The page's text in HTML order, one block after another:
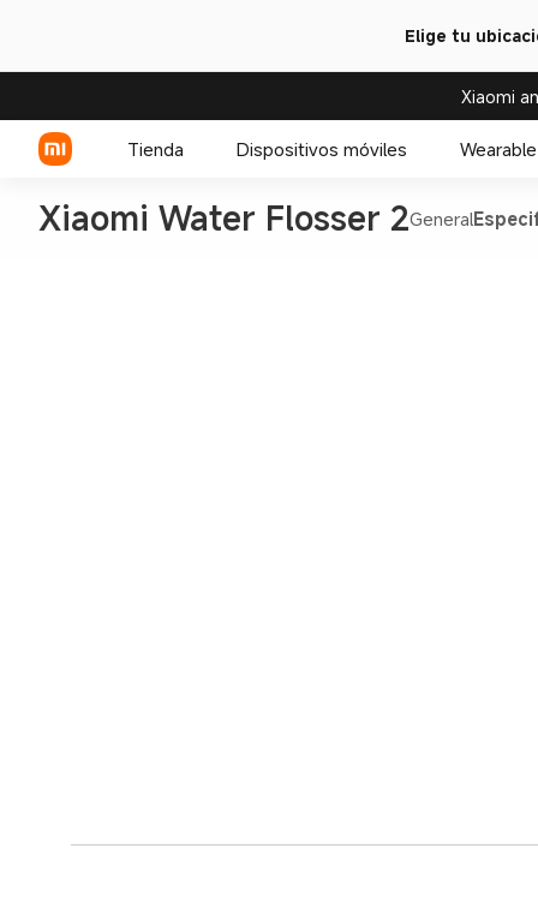
Elige tu
Xiaomi
Tienda Dispositivos móviles Wearable
Xiaomi Water Flosser 2General